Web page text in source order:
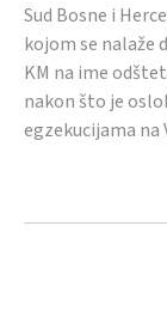
Sud Bosne i
kojom se nalaže
KM na ime
nakon što je
egzekucijama